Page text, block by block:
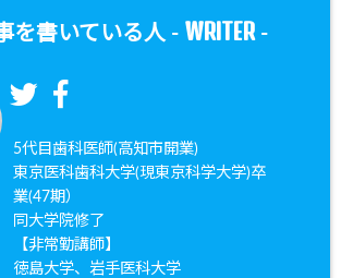
を書いている人 - WRITER-
5代目歯科医師(高知市開業)
東京医科歯科大学(現東京科学大学)卒
業(47期）
同大学院修了
【非常勤講師】
徳島大学、岩手医科大学